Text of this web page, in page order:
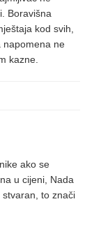
Boravišna
kod svih,
napomena ne
kazne.
ako se
u cijeni, Nada
to znači